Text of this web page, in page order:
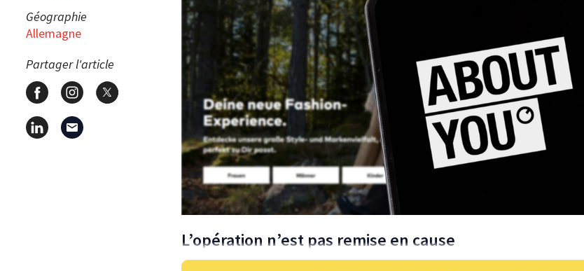
Géographie
Allemagne
Partager l'article
L’opération n’est pas remise en cause